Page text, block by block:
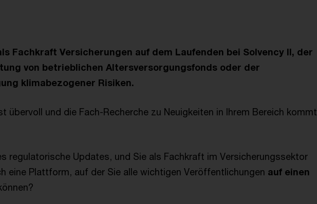
Fachkraft Versicherungen auf dem Laufenden bei Solvency II, der
von betrieblichen Altersversorgungsfonds oder der
klimabezogener Risiken.
übervoll und die Fach-Recherche zu Neuigkeiten in Ihrem Bereich kommt
regulatorische Updates, und Sie als Fachkraft im Versicherungssektor
eine Plattform, auf der Sie alle wichtigen Veröffentlichungen auf einen